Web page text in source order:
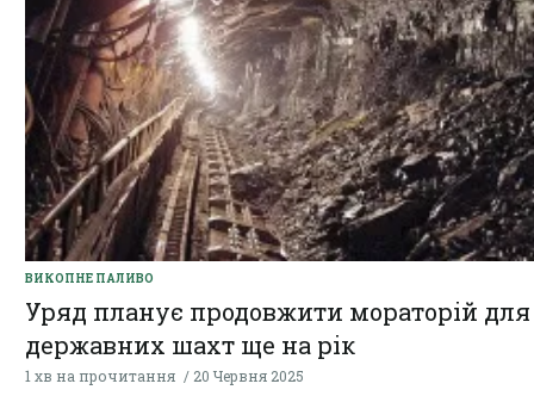
ВИКОПНЕ ПАЛИВО
Уряд планує продовжити мораторій для
державних шахт ще на рік
1 хв на прочитання 20 Червня 2025